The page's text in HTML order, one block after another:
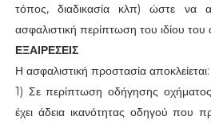
τόπος, διαδικασία κλπ) ώστε να
ασφαλιστική περίπτωση του ιδίου του
ΕΞΑΙΡΕΣΕΙΣ
Η ασφαλιστική προστασία αποκλείεται:
1) Σε περίπτωση οδήγησης
έχει άδεια ικανότητας οδηγού που